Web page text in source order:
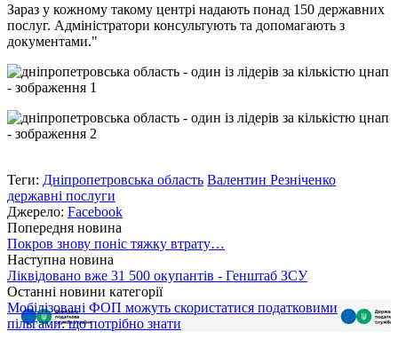
Зараз у кожному такому центрі надають понад 150 державних
послуг. Адміністратори консультують та допомагають з
документами."
Теги: Дніпропетровська область Валентин Резніченко
державні послуги
Джерело: Facebook
Попередня новина
Покров знову поніс тяжку втрату…
Наступна новина
Ліквідовано вже 31 500 окупантів - Генштаб ЗСУ
Останні новини категорії
Мобілізовані ФОП можуть скористатися податковими
пільгами: що потрібно знати